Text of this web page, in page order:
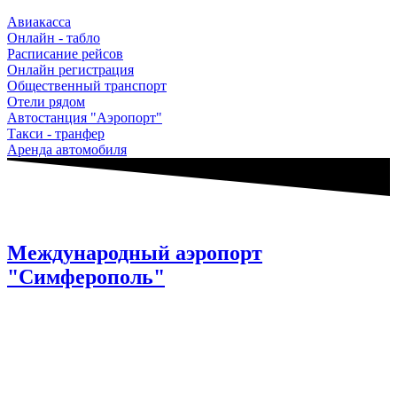
Авиакасса
Онлайн - табло
Расписание рейсов
Онлайн регистрация
Общественный транспорт
Отели рядом
Автостанция "Аэропорт"
Такси - транфер
Аренда автомобиля
Международный аэропорт
"Симферополь"